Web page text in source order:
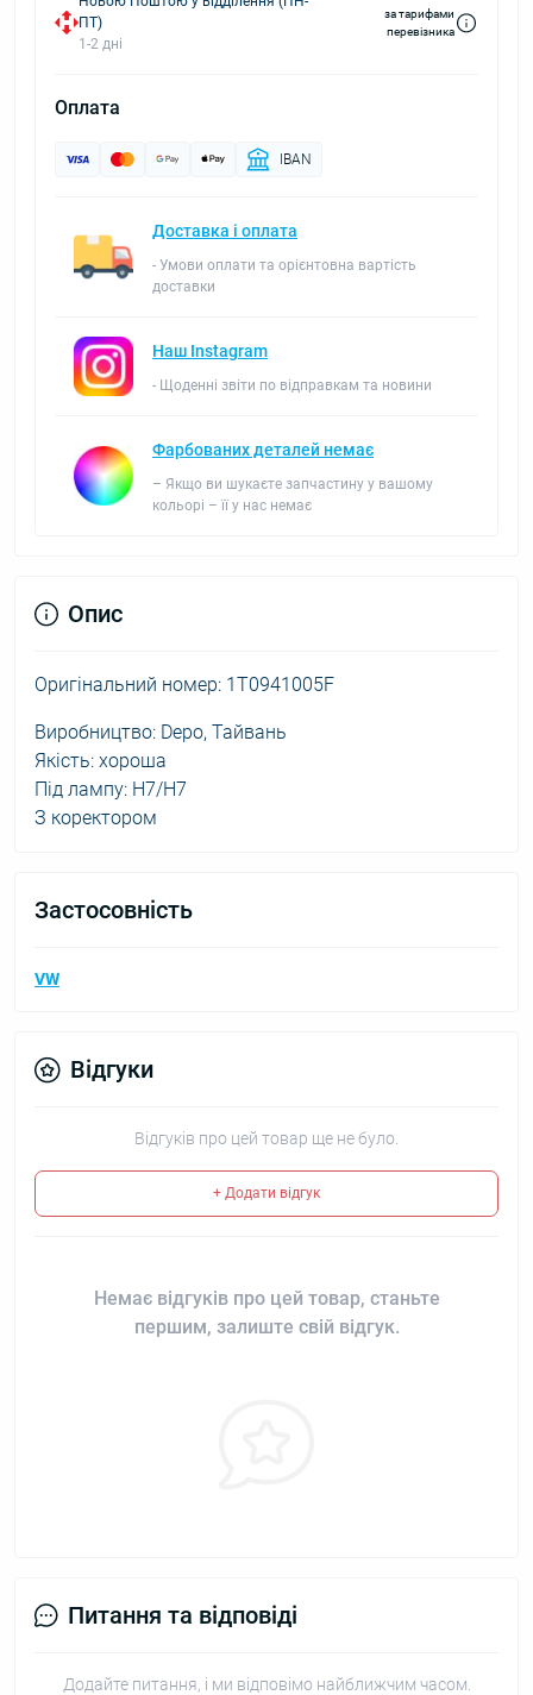
ПТ)
1-2 дні
за тарифами
перевізника
Оплата
IBAN
Доставка і оплата
- Умови оплати та орієнтовна вартість
доставки
Наш Instagram
- Щоденні звіти по відправкам та новини
Фарбованих деталей немає
– Якщо ви шукаєте запчастину у вашому
кольорі – її у нас немає
Опис
Оригінальний номер: 1T0941005F
Виробництво: Depo, Тайвань
Якість: хороша
Під лампу: H7/H7
З коректором
Застосовність
VW
Відгуки
Відгуків про цей товар ще не було.
+ Додати відгук
Немає відгуків про цей товар, станьте
першим, залиште свій відгук.
Питання та відповіді
Додайте питання, і ми відповімо найближчим часом.